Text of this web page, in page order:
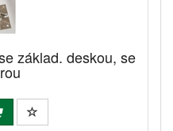
základ. deskou, se